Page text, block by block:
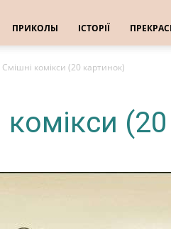
ПРИКОЛЫ ІСТОРІЇ
Смішні комікси (20 картинок)
комікси